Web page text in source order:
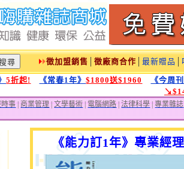
徵加盟銷售 徵廠商合作 最新贈品
5折起! 《常春1年》$1800送$1960
《今周
時事|商業管理|文學藝術|電腦網路|法律科學|專業雜誌
《能力訂1年》專業經